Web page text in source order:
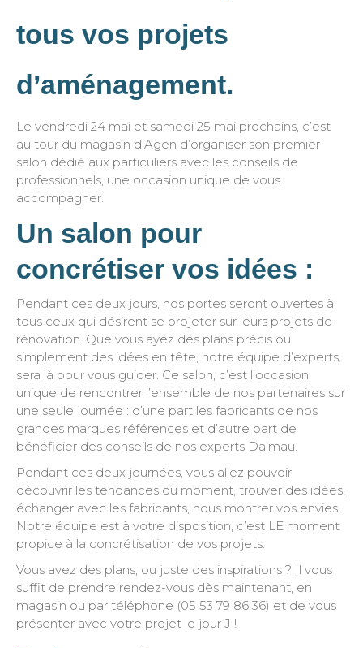
tous vos projets
d’aménagement.
Le vendredi 24 mai et samedi 25 mai prochains, c’est
au tour du magasin d’Agen d’organiser son premier
salon dédié aux particuliers avec les conseils de
professionnels, une occasion unique de vous
accompagner.
Un salon pour
concrétiser vos idées :
Pendant ces deux jours, nos portes seront ouvertes à
tous ceux qui désirent se projeter sur leurs projets de
rénovation. Que vous ayez des plans précis ou
simplement des idées en tête, notre équipe d’experts
sera là pour vous guider. Ce salon, c’est l’occasion
unique de rencontrer l’ensemble de nos partenaires sur
une seule journée : d’une part les fabricants de nos
grandes marques références et d’autre part de
bénéficier des conseils de nos experts Dalmau.
Pendant ces deux journées, vous allez pouvoir
découvrir les tendances du moment, trouver des idées,
échanger avec les fabricants, nous montrer vos envies.
Notre équipe est à votre disposition, c’est LE moment
propice à la concrétisation de vos projets.
Vous avez des plans, ou juste des inspirations ? Il vous
suffit de prendre rendez-vous dès maintenant, en
magasin ou par téléphone (05 53 79 86 36) et de vous
présenter avec votre projet le jour J !